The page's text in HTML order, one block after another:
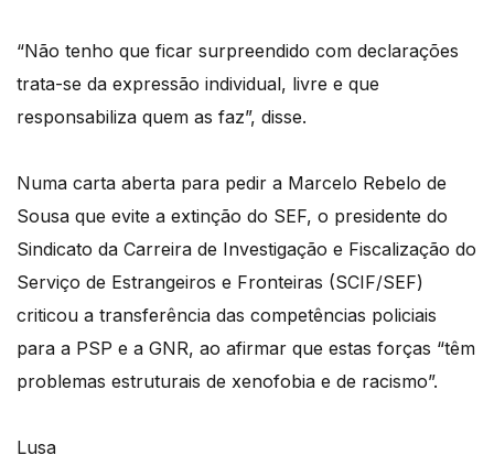
“Não tenho que ficar surpreendido com declarações
trata-se da expressão individual, livre e que
responsabiliza quem as faz”, disse.
Numa carta aberta para pedir a Marcelo Rebelo de
Sousa que evite a extinção do SEF, o presidente do
Sindicato da Carreira de Investigação e Fiscalização do
Serviço de Estrangeiros e Fronteiras (SCIF/SEF)
criticou a transferência das competências policiais
para a PSP e a GNR, ao afirmar que estas forças “têm
problemas estruturais de xenofobia e de racismo”.
Lusa